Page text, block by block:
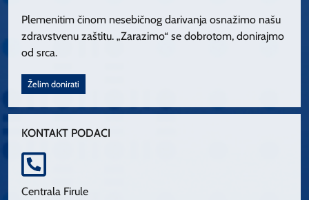
Plemenitim činom nesebičnog darivanja osnažimo našu
zdravstvenu zaštitu. „Zarazimo“ se dobrotom, donirajmo
od srca.
Želim donirati
KONTAKT PODACI
Centrala Firule